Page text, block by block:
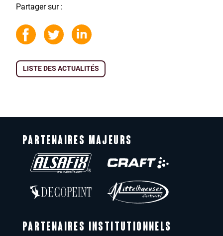
Partager sur :
LISTE DES ACTUALITÉS
PARTENAIRES MAJEURS
PARTENAIRES INSTITUTIONNELS